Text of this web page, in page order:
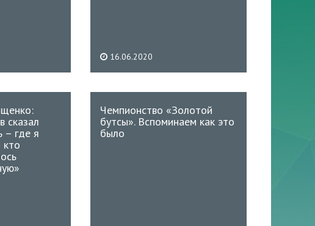
16.06.2020
сказал
– где я
кто
Чемпионство «Золотой
бутсы». Вспоминаем как это
было